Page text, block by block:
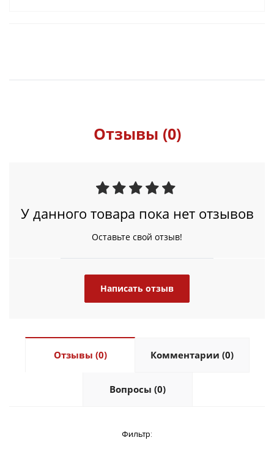
Отзывы (0)
У данного товара пока нет отзывов
Оставьте свой отзыв!
Написать отзыв
Отзывы (0) Комментарии (0)
Вопросы (0)
Фильтр: